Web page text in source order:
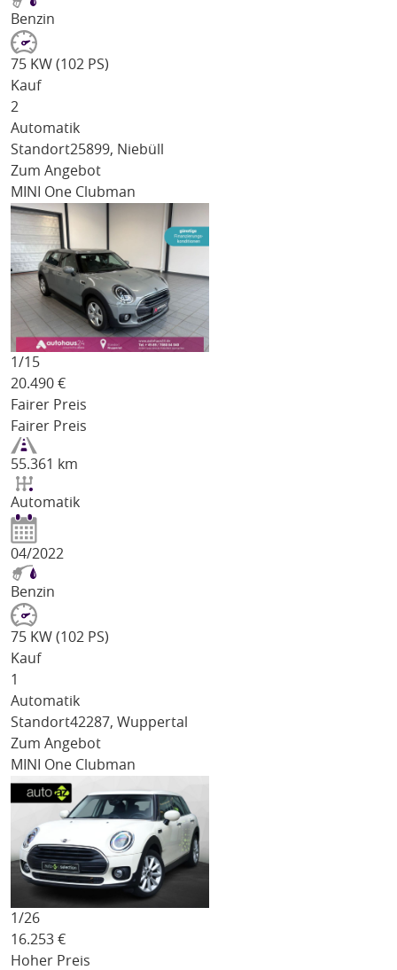
Benzin
75 KW (102 PS)
Kauf
2
Automatik
Standort25899, Niebüll
Zum Angebot
MINI One Clubman
1/15
20.490 €
Fairer Preis
Fairer Preis
55.361 km
Automatik
04/2022
Benzin
75 KW (102 PS)
Kauf
1
Automatik
Standort42287, Wuppertal
Zum Angebot
MINI One Clubman
1/26
16.253 €
Hoher Preis